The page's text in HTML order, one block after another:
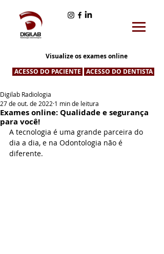
Visualize os exames online
ACESSO DO PACIENTE
ACESSO DO DENTISTA
Exames online: Qualidade e segurança
para você!
Digilab Radiologia
27 de out. de 2022 1 min de leitura
A tecnologia é uma grande parceira do
dia a dia, e na Odontologia não é
diferente.